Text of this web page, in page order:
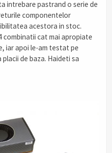
intrebare pastrand o serie de
componentelor
acestora in stoc.
combinatii cat mai apropiate
iar apoi le-am testat pe
de baza. Haideti sa